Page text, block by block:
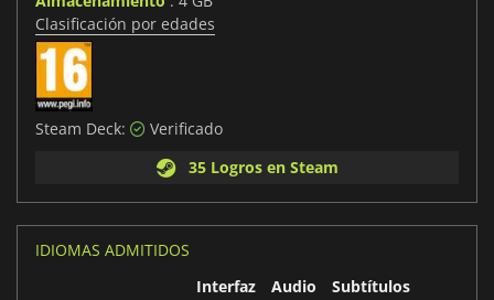
Clasificación por edades
Steam Deck:
Verificado
35 Logros en Steam
IDIOMAS ADMITIDOS
Interfaz
Audio
Subtítulos